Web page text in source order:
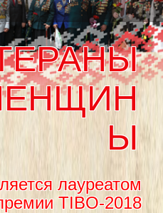
Ы
лауреатом
TIBO-2018